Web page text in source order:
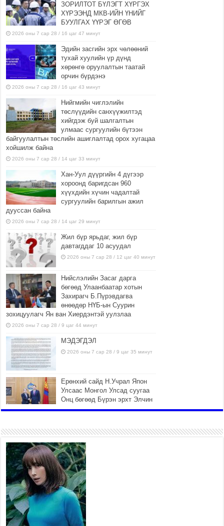
ЗОРИЛТОТ БҮЛЭГТ ХҮРГЭХ
ХҮРЭЭНД МКВ-ИЙН ҮНИЙГ
БУУЛГАХ ҮҮРЭГ ӨГӨВ
2026 оны 7 сар 28 / 16 цаг 47 минут
Эдийн засгийн эрх чөлөөний
тухай хуулийн үр дүнд
хөрөнгө оруулалтын таатай
орчин бүрдэнэ
2026 оны 7 сар 28 / 16 цаг 43 минут
Нийгмийн чиглэлийн
төслүүдийн санхүүжилтэд
хийгдэж буй шалгалтын
улмаас сургуулийн бүтээн
байгуулалтын төслийн ашиглалтад орох хугацаа
хойшилж байна
2026 оны 7 сар 28 / 14 цаг 33 минут
Хан-Уул дүүргийн 4 дүгээр
хороонд баригдсан 960
хүүхдийн хүчин чадалтай
сургуулийн барилгын ажил
дууссан байна
2026 оны 7 сар 28 / 14 цаг 29 минут
Жил бүр ярьдаг, жил бүр
давтагддаг 10 асуудал
2026 оны 7 сар 28 / 12 цаг 40 минут
Нийслэлийн Засаг дарга
бөгөөд Улаанбаатар хотын
Захирагч Б.Пүрэвдагва
өнөөдөр НҮБ-ын Суурин
зохицуулагч Ян ван Хиердэнтэй уулзлаа
2026 оны 7 сар 28 / 9 цаг 44 минут
МЭДЭГДЭЛ
2026 оны 7 сар 28 / 9 цаг 35 минут
Ерөнхий сайд Н.Учрал Япон
Улсаас Монгол Улсад суугаа
Онц бөгөөд Бүрэн эрхт Элчин
сайд Игавахара Масарүг
2026 оны 7 сар 27 / 16 цаг 26 минут
Орон нутагт санхүүгийн эрх
мэдлийг олгож, Иргэдийн
төлөөлөгчдийн хурал хяналт
тавьдаг байх эрх зүйн орчныг
бүрдүүлнэ
2026 оны 7 сар 27 / 16 цаг 22 минут
Байгаль орчин, хүнс, хөдөө аж ахуйн байнгын
хороо 37 асуудлыг хэлэлцэн, 14 хууль, 6